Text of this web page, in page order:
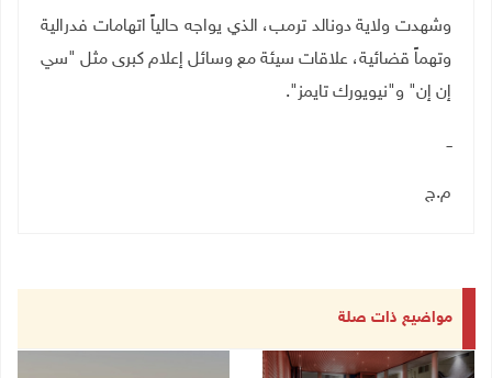
وشهدت ولاية دونالد ترمب، الذي يواجه حالياً اتهامات فدرالية
وتهماً قضائية، علاقات سيئة مع وسائل إعلام كبرى مثل "سي
إن إن" و"نيويورك تايمز".
ــ
م.ج
مواضيع ذات صلة